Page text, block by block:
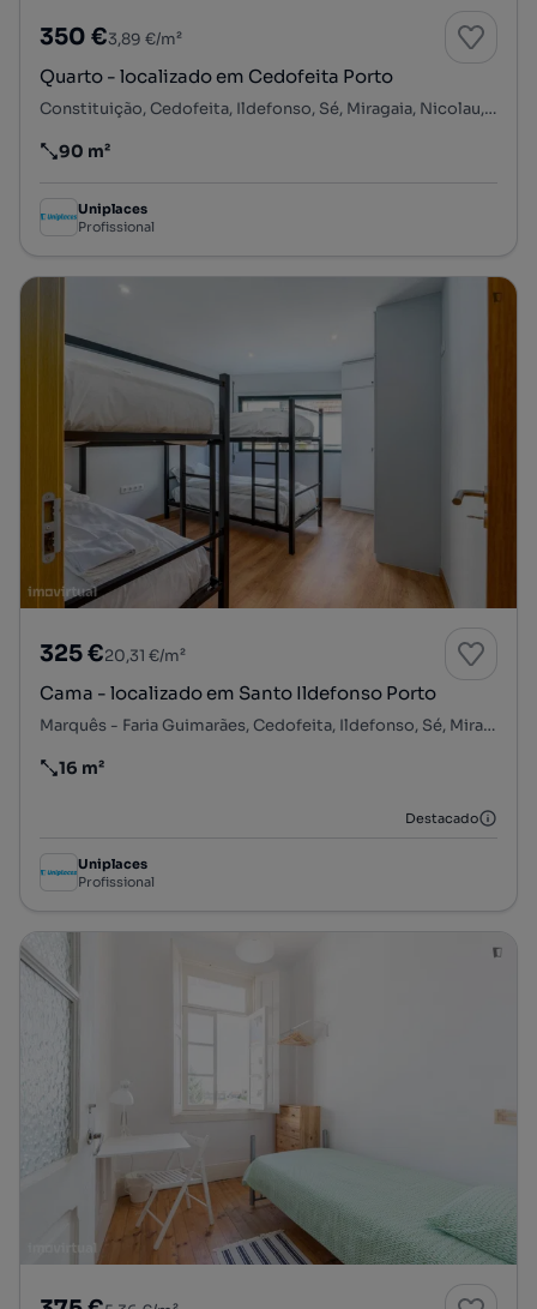
350 €3,89 €/m²
Quarto - localizado em Cedofeita Porto
Constituição, Cedofeita, Ildefonso, Sé, Miragaia, Nicolau, Vitória, Porto, Porto
Preço por metro quadrado
90 m²
Uniplaces
Profissional
325 €20,31 €/m²
Cama - localizado em Santo Ildefonso Porto
Marquês - Faria Guimarães, Cedofeita, Ildefonso, Sé, Miragaia, Nicolau, Vitória, Porto, Porto
Preço por metro quadrado
16 m²
Destacado
Uniplaces
Profissional